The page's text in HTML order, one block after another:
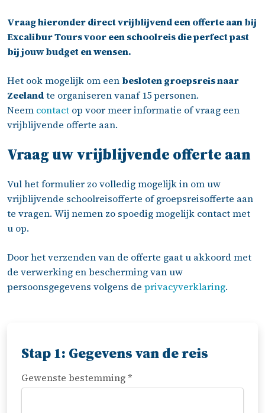
Vraag hieronder direct vrijblijvend een offerte aan bij
Excalibur Tours voor een schoolreis die perfect past
bij jouw budget en wensen.
Het ook mogelijk om een besloten groepsreis naar
Zeelandte organiseren vanaf 15 personen.
Neem contact op voor meer informatie of vraag een
vrijblijvende offerte aan.
Vraag uw vrijblijvende offerte aan
Vul het formulier zo volledig mogelijk in om uw
vrijblijvende schoolreisofferte of groepsreisofferte aan
te vragen. Wij nemen zo spoedig mogelijk contact met
u op.
Door het verzenden van de offerte gaat u akkoord met
de verwerking en bescherming van uw
persoonsgegevens volgens de privacyverklaring.
Stap 1: Gegevens van de reis
Gewenste bestemming *